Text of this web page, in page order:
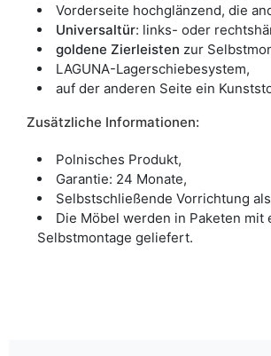
Vorderseite hochglänzend, die
Universaltür: links- oder
goldene Zierleisten zur
LAGUNA-Lagerschiebesystem,
auf der anderen Seite ein
Zusätzliche Informationen:
Polnisches Produkt,
Garantie: 24 Monate,
Selbstschließende Vorrichtung
Die Möbel werden in Paketen
Selbstmontage geliefert.